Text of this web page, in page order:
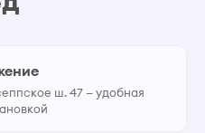
ш. 47 — удобная